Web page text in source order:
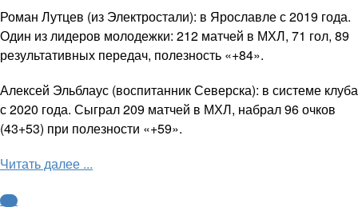
Роман Лутцев (из Электростали): в Ярославле с 2019 года.
Один из лидеров молодежки: 212 матчей в МХЛ, 71 гол, 89
результативных передач, полезность «+84».
Алексей Эльблаус (воспитанник Северска): в системе клуба
с 2020 года. Сыграл 209 матчей в МХЛ, набрал 96 очков
(43+53) при полезности «+59».
Читать далее ...
КХЛ